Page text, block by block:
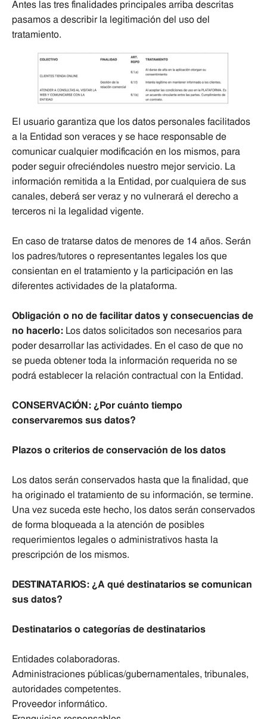
Antes las tres finalidades principales arriba descritas
pasamos a describir la legitimación del uso del
tratamiento.
El usuario garantiza que los datos personales facilitados
a la Entidad son veraces y se hace responsable de
comunicar cualquier modificación en los mismos, para
poder seguir ofreciéndoles nuestro mejor servicio. La
información remitida a la Entidad, por cualquiera de sus
canales, deberá ser veraz y no vulnerará el derecho a
terceros ni la legalidad vigente.
En caso de tratarse datos de menores de 14 años. Serán
los padres/tutores o representantes legales los que
consientan en el tratamiento y la participación en las
diferentes actividades de la plataforma.
Obligación o no de facilitar datos y consecuencias de
no hacerlo: Los datos solicitados son necesarios para
poder desarrollar las actividades. En el caso de que no
se pueda obtener toda la información requerida no se
podrá establecer la relación contractual con la Entidad.
CONSERVACIÓN: ¿Por cuánto tiempo
conservaremos sus datos?
Plazos o criterios de conservación de los datos
Los datos serán conservados hasta que la finalidad, que
ha originado el tratamiento de su información, se termine.
Una vez suceda este hecho, los datos serán conservados
de forma bloqueada a la atención de posibles
requerimientos legales o administrativos hasta la
prescripción de los mismos.
DESTINATARIOS: ¿A qué destinatarios se comunican
sus datos?
Destinatarios o categorías de destinatarios
Entidades colaboradoras.
Administraciones públicas/gubernamentales, tribunales,
autoridades competentes.
Proveedor informático.